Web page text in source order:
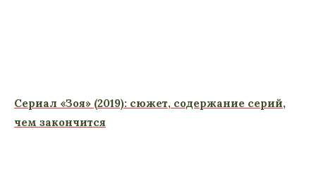
Сериал «Зоя» (2019): сюжет, содержание серий,
чем закончится